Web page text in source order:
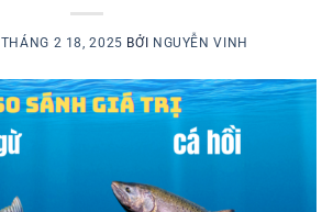
THÁNG 2 18, 2025 BỞI NGUYỄN VINH